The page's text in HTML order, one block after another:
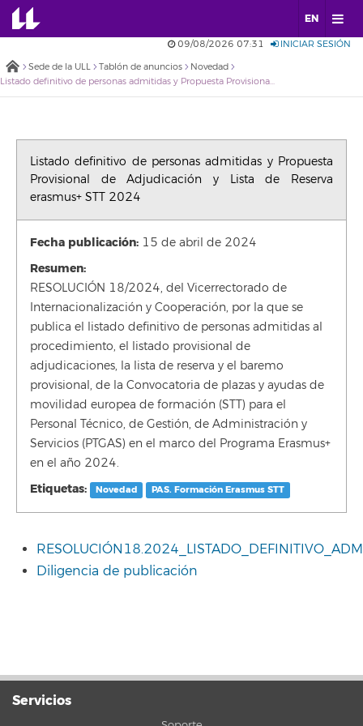
EN
09/08/2026 07:31 INICIAR SESIÓN
Sede de la ULL Tablón de anuncios
Novedad
Listado definitivo de personas admitidas y Propuesta Provisional de Adjudicación y Lista de Reserva erasmus+ STT 2024
Listado definitivo de personas admitidas y Propuesta
Provisional de Adjudicación y Lista de Reserva
erasmus+ STT 2024
Fecha publicación: 15 de abril de 2024
Resumen:
RESOLUCIÓN 18/2024, del Vicerrectorado de
Internacionalización y Cooperación, por la que se
publica el listado definitivo de personas admitidas al
procedimiento, el listado provisional de
adjudicaciones, la lista de reserva y el baremo
provisional, de la Convocatoria de plazas y ayudas de
movilidad europea de formación (STT) para el
Personal Técnico, de Gestión, de Administración y
Servicios (PTGAS) en el marco del Programa Erasmus+
en el año 2024.
Etiquetas: Novedad PAS. Formación Erasmus STT
Diligencia de publicación
Servicios